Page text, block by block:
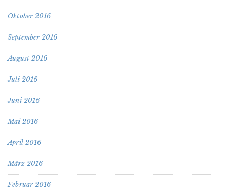
Oktober 2016
September 2016
August 2016
Juli 2016
Juni 2016
Mai 2016
April 2016
März 2016
Februar 2016